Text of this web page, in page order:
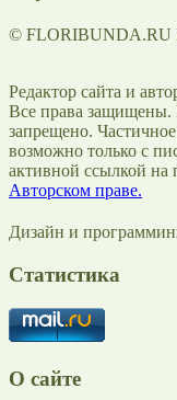
© FLORIBUNDA.RU
Редактор сайта и
Все права защищены.
запрещено.
возможно только с
активной ссылкой на
Авторском праве.
Дизайн и
Статистика
О сайте